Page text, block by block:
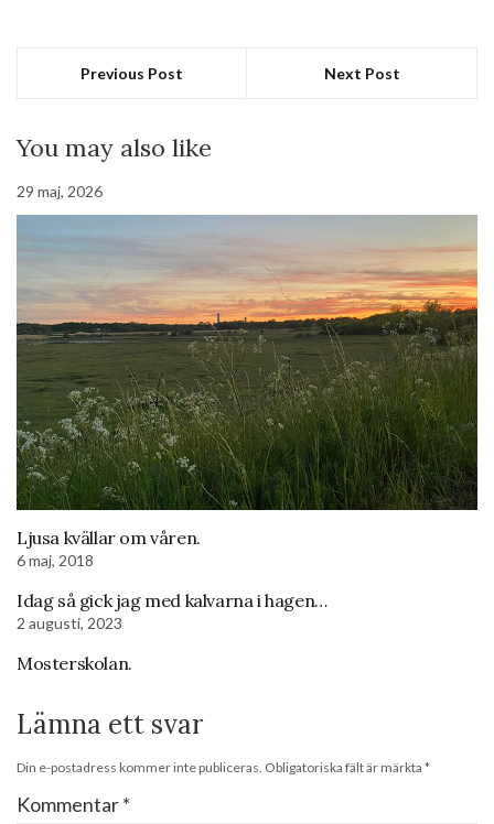
Previous Post Next Post
You may also like
29 maj, 2026
Ljusa kvällar om våren.
6 maj, 2018
Idag så gick jag med kalvarna i hagen…
2 augusti, 2023
Mosterskolan.
Lämna ett svar
Din e-postadress kommer inte publiceras. Obligatoriska fält är märkta *
Kommentar*